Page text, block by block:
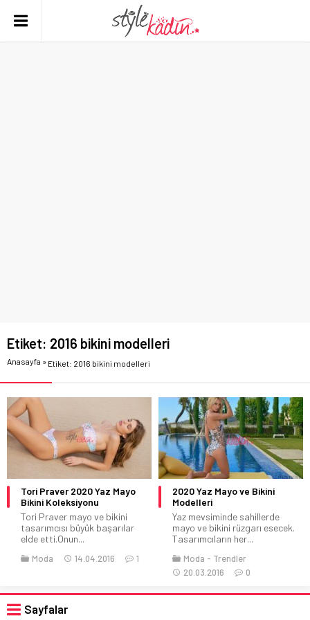
Etiket: 2016 bikini modelleri
Anasayfa » Etiket: 2016 bikini modelleri
Tori Praver 2020 Yaz Mayo
Bikini Koleksiyonu
Tori Praver mayo ve bikini
tasarımcısı büyük başarılar
elde etti.Onun...
Moda 14.04.2016 1
2020 Yaz Mayo ve Bikini
Modelleri
Yaz mevsiminde sahillerde
mayo ve bikini rüzgarı esecek.
Tasarımcıların her...
Moda
Trendler
20.03.2016
0
Sayfalar